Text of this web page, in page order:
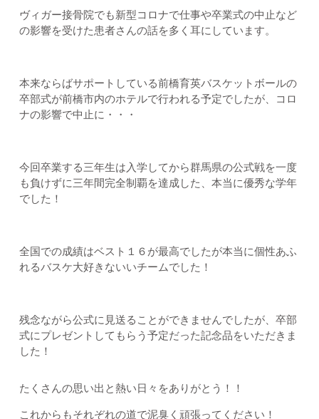
ヴィガー接骨院でも新型コロナで仕事や卒業式の中止など
の影響を受けた患者さんの話を多く耳にしています。
本来ならばサポートしている前橋育英バスケットボールの
卒部式が前橋市内のホテルで行われる予定でしたが、コロ
ナの影響で中止に・・・
今回卒業する三年生は入学してから群馬県の公式戦を一度
も負けずに三年間完全制覇を達成した、本当に優秀な学年
でした！
全国での成績はベスト１６が最高でしたが本当に個性あふ
れるバスケ大好きないいチームでした！
残念ながら公式に見送ることができませんでしたが、卒部
式にプレゼントしてもらう予定だった記念品をいただきま
した！
たくさんの思い出と熱い日々をありがとう！！
これからもそれぞれの道で泥臭く頑張ってください！